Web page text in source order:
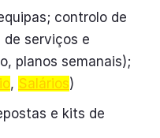
controlo de
serviços e
planos semanais);
, Salários)
e kits de